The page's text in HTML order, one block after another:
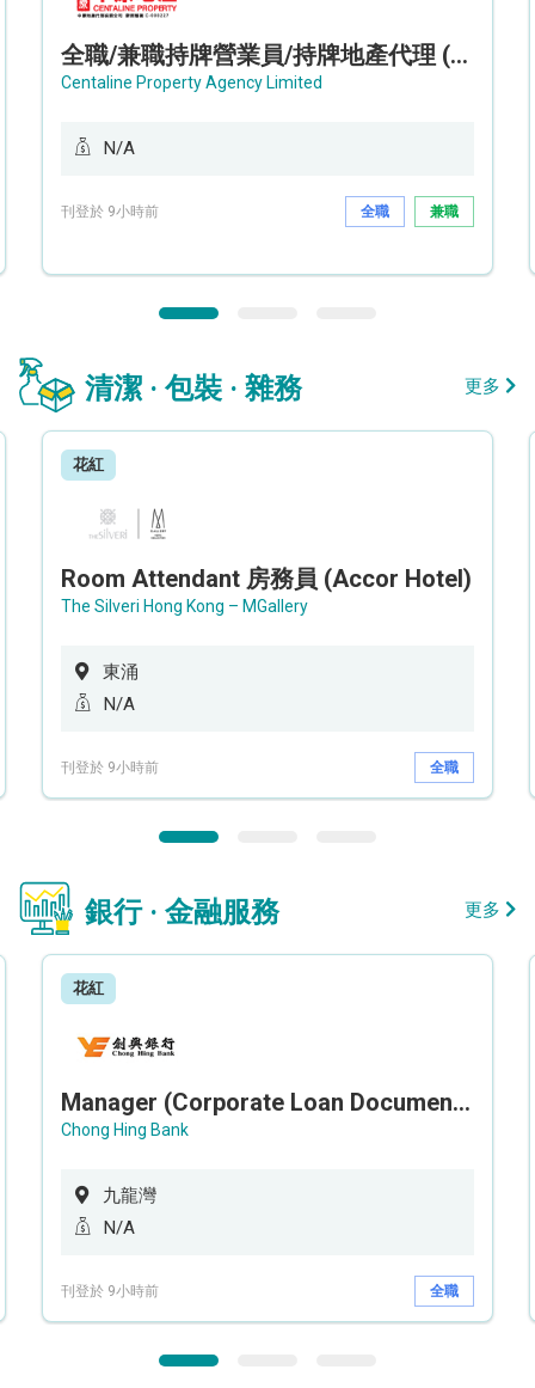
全職/兼職持牌營業員/持牌地產代理 (長沙灣/將軍澳/油塘)
Centaline Property Agency Limited
N/A
刊登於 9小時前 全職 兼職
清潔 · 包裝 · 雜務 更多
花紅
Room Attendant 房務員 (Accor Hotel)
The Silveri Hong Kong – MGallery
東涌
N/A
刊登於 9小時前 全職
銀行 · 金融服務 更多
花紅
Manager (Corporate Loan Documentation) - Credit Administration Department
Chong Hing Bank
九龍灣
N/A
刊登於 9小時前 全職